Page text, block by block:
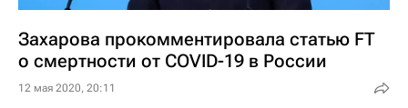
Захарова прокомментировала статью FT
o смертности от COVID-19 в России
12 мая 2020, 20:11